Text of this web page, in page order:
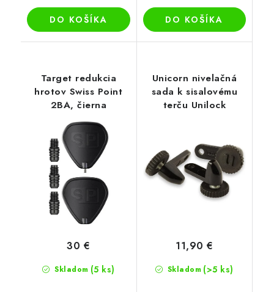
DO KOŠÍKA DO KOŠÍKA
Target redukcia
hrotov Swiss Point
2BA, čierna
Skladom (5 ks)
30 €
Unicorn nivelačná
sada k sisalovému
terču Unilock
Skladom (>5 ks)
11,90 €